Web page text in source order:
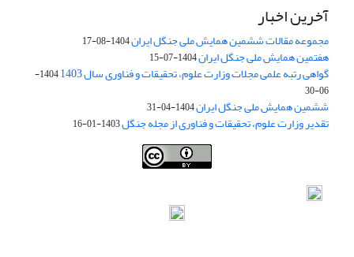
آخرین اخبار
مجموعه مقالات ششمین همایش ملی جنگل ایران1404-08-17
هفتمین همایش ملی جنگل ایران1404-07-15
گواهی رتبه علمی مجلات وزارت علوم، تحقیقات و فناوری سال 1403
1404-
06-30
ششمین همایش ملی جنگل ایران1404-04-31
تقدیر وزارت علوم، تحقیقات و فناوری از مجله جنگل1403-01-16